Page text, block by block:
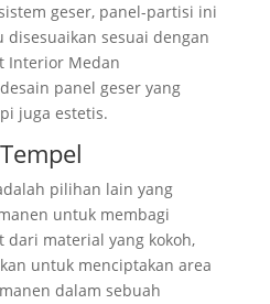
geser, panel-partisi ini
sesuai dengan
Interior Medan
panel geser yang
juga estetis.
pilihan lain yang
untuk membagi
dari material yang kokoh,
untuk menciptakan area
dalam sebuah